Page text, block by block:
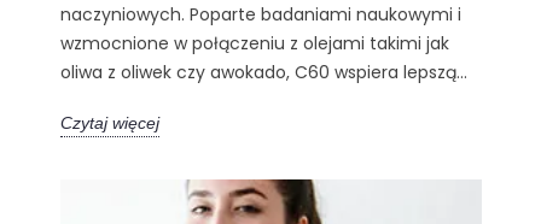
naczyniowych. Poparte badaniami naukowymi i
wzmocnione w połączeniu z olejami takimi jak
oliwa z oliwek czy awokado, C60 wspiera lepszą...
Czytaj więcej